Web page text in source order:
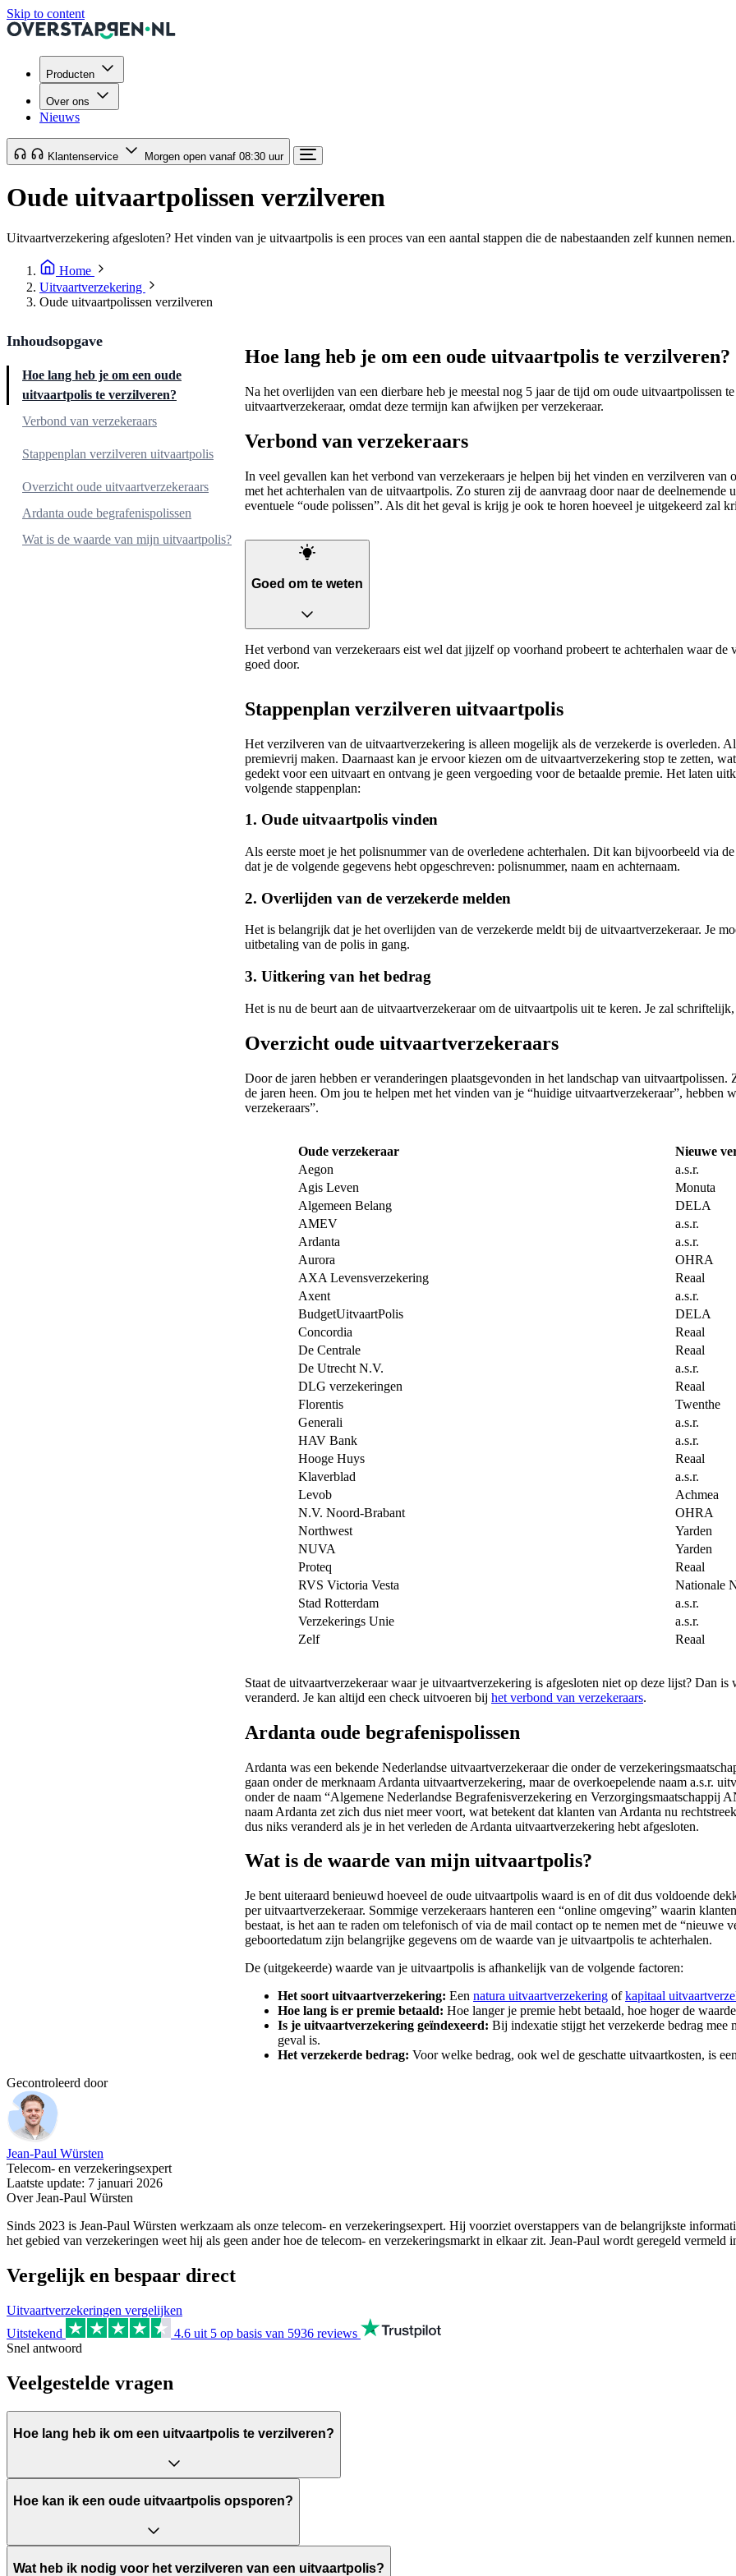
Skip to content
Producten
Over ons
Nieuws
Klantenservice Morgen open vanaf 08:30 uur
Oude uitvaartpolissen verzilveren
Uitvaartverzekering afgesloten? Het vinden van je uitvaartpolis is een proces van een aantal stappen die de nabestaanden zelf kunnen
Home
Uitvaartverzekering
Oude uitvaartpolissen verzilveren
Inhoudsopgave
Hoe lang heb je om een oude
uitvaartpolis te verzilveren?
Verbond van verzekeraars
Goed om te weten
Stappenplan verzilveren uitvaartpolis
1. Oude uitvaartpolis vinden
2. Overlijden van de verzekerde melden
Overzicht oude uitvaartverzekeraars
Ardanta oude begrafenispolissen
Wat is de waarde van mijn uitvaartpolis?
Hoe lang heb je om een oude uitvaartpolis te verzilveren?
Na het overlijden van een dierbare heb je meestal nog 5 jaar de tijd om oude uitvaartpolissen
uitvaartverzekeraar, omdat deze termijn kan afwijken per verzekeraar.
Verbond van verzekeraars
In veel gevallen kan het verbond van verzekeraars je helpen bij het vinden en verzilveren van
met het achterhalen van de uitvaartpolis. Zo sturen zij de aanvraag door naar de deelnemende
eventuele “oude polissen”. Als dit het geval is krijg je ook te horen hoeveel je uitgekeerd zal
Goed om te weten
Het verbond van verzekeraars eist wel dat jijzelf op voorhand probeert te achterhalen waar de
goed door.
Stappenplan verzilveren uitvaartpolis
Het verzilveren van de uitvaartverzekering is alleen mogelijk als de verzekerde is overleden.
premievrij maken. Daarnaast kan je ervoor kiezen om de uitvaartverzekering stop te zetten,
gedekt voor een uitvaart en ontvang je geen vergoeding voor de betaalde premie. Het laten
volgende stappenplan:
1. Oude uitvaartpolis vinden
Als eerste moet je het polisnummer van de overledene achterhalen. Dit kan bijvoorbeeld via
dat je de volgende gegevens hebt opgeschreven: polisnummer, naam en achternaam.
2. Overlijden van de verzekerde melden
Het is belangrijk dat je het overlijden van de verzekerde meldt bij de uitvaartverzekeraar. Je
uitbetaling van de polis in gang.
3. Uitkering van het bedrag
Het is nu de beurt aan de uitvaartverzekeraar om de uitvaartpolis uit te keren. Je zal
Overzicht oude uitvaartverzekeraars
Door de jaren hebben er veranderingen plaatsgevonden in het landschap van
de jaren heen. Om jou te helpen met het vinden van je “huidige uitvaartverzekeraar”, hebben
verzekeraars”.
Oude verzekeraar
Nieuwe
Aegon
a.s.r.
Agis Leven
Monuta
Algemeen Belang
DELA
AMEV
a.s.r.
Ardanta
a.s.r.
Aurora
OHRA
AXA Levensverzekering
Reaal
Axent
a.s.r.
BudgetUitvaartPolis
DELA
Concordia
Reaal
De Centrale
Reaal
De Utrecht N.V.
a.s.r.
DLG verzekeringen
Reaal
Florentis
Twenthe
Generali
a.s.r.
HAV Bank
a.s.r.
Hooge Huys
Reaal
Klaverblad
a.s.r.
Levob
Achmea
N.V. Noord-Brabant
OHRA
Northwest
Yarden
NUVA
Yarden
Proteq
Reaal
RVS Victoria Vesta
Nationale
Stad Rotterdam
a.s.r.
Verzekerings Unie
a.s.r.
Zelf
Reaal
Staat de uitvaartverzekeraar waar je uitvaartverzekering is afgesloten niet op deze lijst? Dan
veranderd. Je kan altijd een check uitvoeren bij het verbond van verzekeraars.
Ardanta oude begrafenispolissen
Ardanta was een bekende Nederlandse uitvaartverzekeraar die onder de
gaan onder de merknaam Ardanta uitvaartverzekering, maar de overkoepelende naam a.s.r.
onder de naam “Algemene Nederlandse Begrafenisverzekering en
naam Ardanta zet zich dus niet meer voort, wat betekent dat klanten van Ardanta nu
dus niks veranderd als je in het verleden de Ardanta uitvaartverzekering hebt afgesloten.
Wat is de waarde van mijn uitvaartpolis?
Je bent uiteraard benieuwd hoeveel de oude uitvaartpolis waard is en of dit dus voldoende
per uitvaartverzekeraar. Sommige verzekeraars hanteren een “online omgeving” waarin
bestaat, is het aan te raden om telefonisch of via de mail contact op te nemen met de “nieuwe
geboortedatum zijn belangrijke gegevens om de waarde van je uitvaartpolis te achterhalen.
De (uitgekeerde) waarde van je uitvaartpolis is afhankelijk van de volgende factoren:
Het soort uitvaartverzekering: Een natura uitvaartverzekering ofkapitaal
Hoe lang is er premie betaald: Hoe langer je premie hebt betaald, hoe hoger de
Is je uitvaartverzekering geïndexeerd: Bij indexatie stijgt het verzekerde bedrag
geval is.
Het verzekerde bedrag: Voor welke bedrag, ook wel de geschatte uitvaartkosten, is
Gecontroleerd door
Jean-Paul Würsten
Telecom- en verzekeringsexpert
Laatste update: 7 januari 2026
Over Jean-Paul Würsten
Sinds 2023 is Jean-Paul Würsten werkzaam als onze telecom- en verzekeringsexpert. Hij voorziet overstappers van de belangrijkste
het gebied van verzekeringen weet hij als geen ander hoe de telecom- en verzekeringsmarkt in elkaar zit. Jean-Paul wordt geregeld vermeld
Vergelijk en bespaar direct
Uitvaartverzekeringen vergelijken
Uitstekend
4.6 uit 5 op basis van 5936 reviews
Snel antwoord
Veelgestelde vragen
Hoe lang heb ik om een uitvaartpolis te verzilveren?
Hoe kan ik een oude uitvaartpolis opsporen?
Wat heb ik nodig voor het verzilveren van een uitvaartpolis?